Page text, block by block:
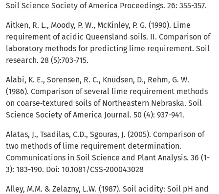
Soil Science Society of America Proceedings. 26: 355-357.
Aitken, R. L., Moody, P. W., McKinley, P. G. (1990). Lime
requirement of acidic Queensland soils. II. Comparison of
laboratory methods for predicting lime requirement. Soil
research. 28 (5):703-715.
Alabi, K. E., Sorensen, R. C., Knudsen, D., Rehm, G. W.
(1986). Comparison of several lime requirement methods
on coarse‐textured soils of Northeastern Nebraska. Soil
Science Society of America Journal. 50 (4): 937-941.
Alatas, J., Tsadilas, C.D., Sgouras, J. (2005). Comparison of
two methods of lime requirement determination.
Communications in Soil Science and Plant Analysis. 36 (1-
3): 183-190. Doi: 10.1081/CSS-200043028
Alley, M.M. & Zelazny, L.W. (1987). Soil acidity: Soil pH and